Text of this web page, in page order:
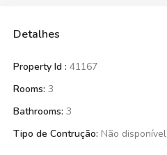
Detalhes
Property Id : 41167
Rooms: 3
Bathrooms: 3
Tipo de Contrução: Não disponível